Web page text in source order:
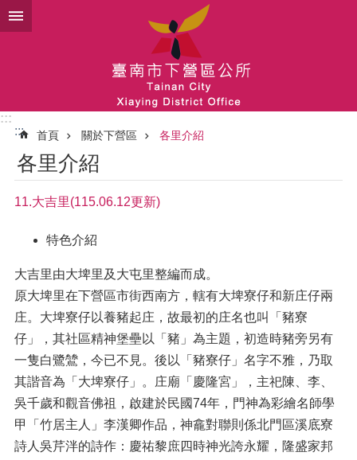
跳到主要內容區塊
:::
:::
首頁 關於下營區 各里介紹
各里介紹
11.大吉里(115.06.12更新)
特色介紹
大吉里由大埤里及大屯里整編而成。
原大埤里在下營區市街西南方，轄有大埤寮仔和新庄仔兩
庄。大埤寮仔以養豬起庄，故最初的庄名也叫「豬寮
仔」，其社區精神堡壘以「豬」為主題，初造時豬旁另有
一隻白鷺鷥，今已不見。後以「豬寮仔」名字不雅，乃取
其諧音為「大埤寮仔」。庄廟「慶隆宮」，主祀陳、李、
吳千歲和觀音佛祖，啟建於民國74年，門神為彩繪名師學
甲「竹居主人」李漢卿作品，神龕對聯則係北門區溪底寮
詩人吳芹泮的詩作：慶祐黎庶四時神光誇永耀，隆盛家邦